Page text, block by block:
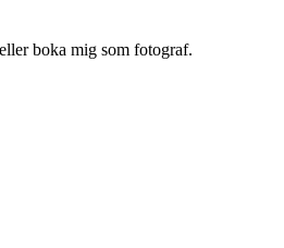
boka mig som fotograf.